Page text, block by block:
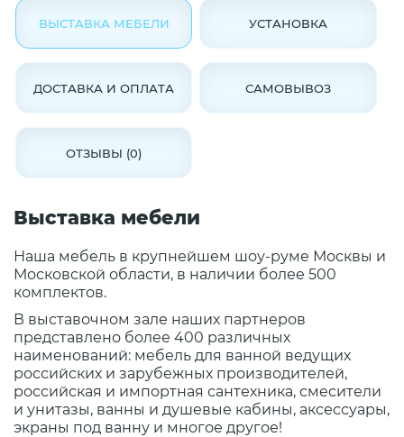
ВЫСТАВКА МЕБЕЛИ УСТАНОВКА
ДОСТАВКА И ОПЛАТА САМОВЫВОЗ
ОТЗЫВЫ (0)
Выставка мебели
Наша мебель в крупнейшем шоу-руме Москвы и
Московской области, в наличии более 500
комплектов.
В выставочном зале наших партнеров
представлено более 400 различных
наименований: мебель для ванной ведущих
российских и зарубежных производителей,
российская и импортная сантехника, смесители
и унитазы, ванны и душевые кабины, аксессуары,
экраны под ванну и многое другое!